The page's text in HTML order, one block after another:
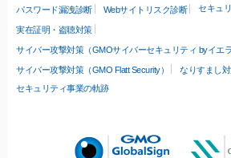
パスワード漏洩診断 Webサイトリスク診断 セキュ
実在証明・盗聴対策
サイバー攻撃対策（GMOサイバーセキュリティ byイエラ
サイバー攻撃対策（GMO Flatt Security）
なりすまし
セキュリティ事業の軌跡